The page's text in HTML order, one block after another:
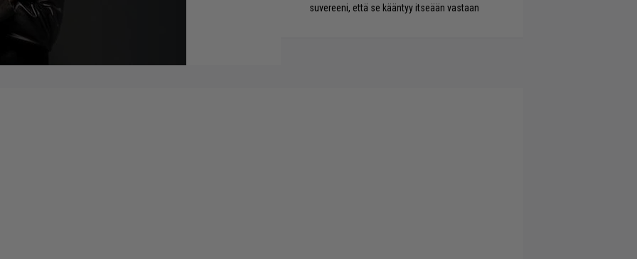
suvereeni, että se kääntyy itseään vastaan